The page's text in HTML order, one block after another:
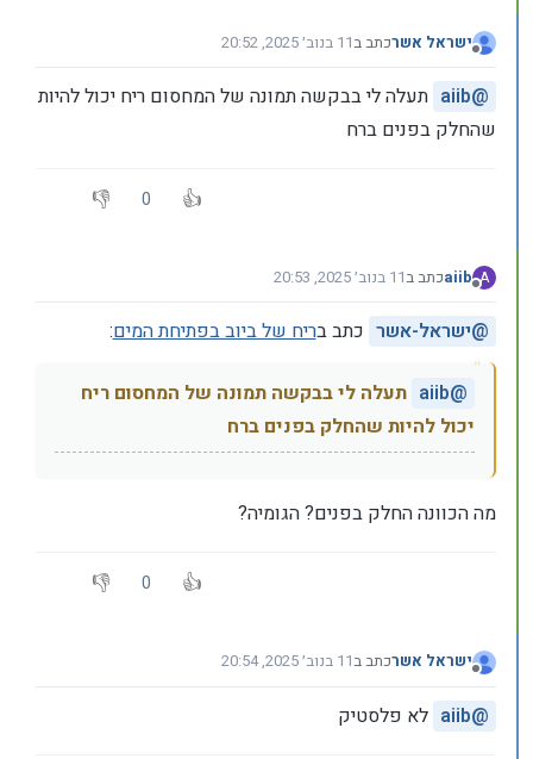
מנותק
ישראל אשרכתב ב11 בנוב׳ 2025, 20:52
נערך לאחרונה על ידי
@
aiib תעלה לי בבקשה תמונה של המחסום ריח יכול להיות
שהחלק בפנים ברח
0
A
מנותק
aiibכתב ב11 בנוב׳ 2025, 20:53
נערך לאחרונה על ידי
@ישראל-אשר כתב בריח של ביוב בפתיחת המים:
@
aiib תעלה לי בבקשה תמונה של המחסום ריח
יכול להיות שהחלק בפנים ברח
מה הכוונה החלק בפנים? הגומיה?
0
מנותק
ישראל אשרכתב ב11 בנוב׳ 2025, 20:54
נערך לאחרונה על ידי
@
aiib לא פלסטיק